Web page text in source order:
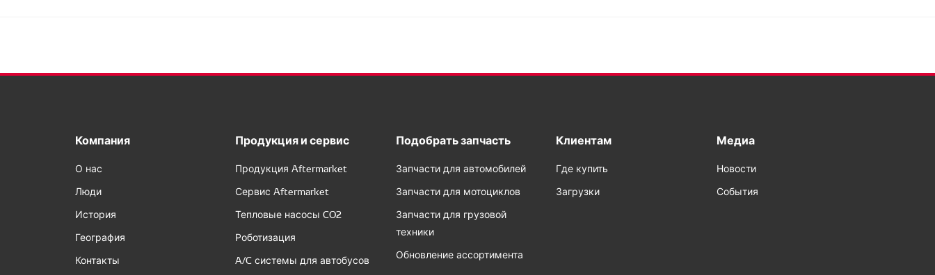
Компания
О нас
Люди
История
География
Контакты
Продукция и сервис
Продукция Aftermarket
Сервис Aftermarket
Тепловые насосы CO2
Роботизация
A/C системы для автобусов
Подобрать запчасть
Запчасти для автомобилей
Запчасти для мотоциклов
Запчасти для грузовой
техники
Обновление ассортимента
Клиентам
Где купить
Загрузки
Медиа
Новости
События